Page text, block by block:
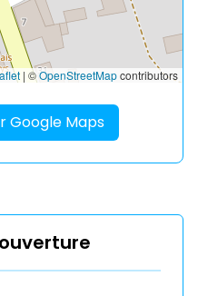
| ©OpenStreetMapcontributors
Google Maps